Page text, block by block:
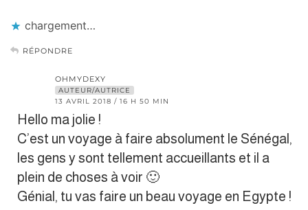
chargement…
RÉPONDRE
OHMYDEXY
AUTEUR/AUTRICE
13 AVRIL 2018 / 16 H 50 MIN
Hello ma jolie !
C’est un voyage à faire absolument le Sénégal,
les gens y sont tellement accueillants et il a
plein de choses à voir 🙂
Génial, tu vas faire un beau voyage en Egypte !